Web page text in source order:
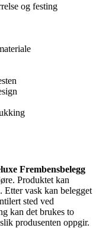
og festing
Frembensbelegg
Produktet kan
Etter vask kan belegget
sted ved
kan det brukes to
produsenten oppgir.